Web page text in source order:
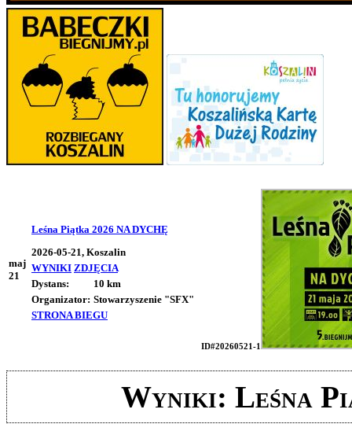
maj
21
Leśna Piątka 2026 NA DYCHĘ
2026-05-21, Koszalin
WYNIKI ZDJĘCIA
Dystans:
10 km
Organizator: Stowarzyszenie "SFX"
STRONA BIEGU
ID#20260521-1
Wyniki: Leśna